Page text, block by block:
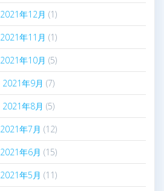
2021年12月 (1)
2021年11月 (1)
2021年10月 (5)
2021年9月 (7)
2021年8月 (5)
2021年7月 (12)
2021年6月 (15)
2021年5月 (11)